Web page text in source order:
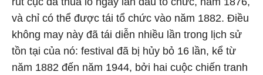
và chỉ có thể được tái tổ chức vào năm 1882. Điều
không may này đã tái diễn nhiều lần trong lịch sử
tồn tại của nó: festival đã bị hủy bỏ 16 lần, kể từ
năm 1882 đến năm 1944, bởi hai cuộc chiến tranh